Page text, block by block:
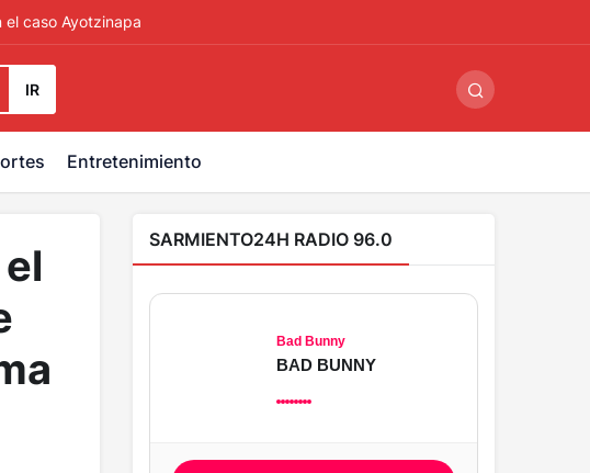
tlcasino giriş -
caso Ayotzinapa
IR
Entretenimiento
SARMIENTO24H RADIO 96.0
Bad Bunny
BAD BUNNY